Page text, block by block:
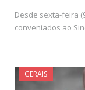
Desde sexta-feira
conveniados ao
GERAIS